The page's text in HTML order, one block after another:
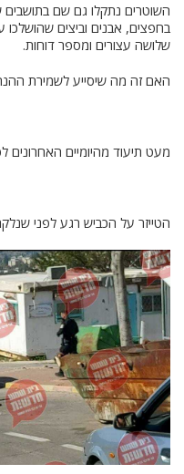
השוטרים נתקלו גם שם בתושבים
בחפצים, אבנים וביצים
שלושה עצורים ומספר דוחות.
האם זה מה שיסייע לשמירת
מעט תיעוד מהיומיים האחרונים
הטייזר על הכביש רגע לפני